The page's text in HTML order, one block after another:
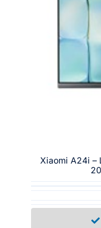
Xiaomi A24i –